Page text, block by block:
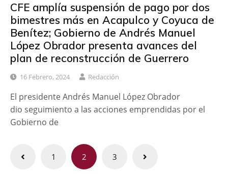
CFE amplía suspensión de pago por dos
bimestres más en Acapulco y Coyuca de
Benítez; Gobierno de Andrés Manuel
López Obrador presenta avances del
plan de reconstrucción de Guerrero
16 Febrero, 2024 Redacción
El presidente Andrés Manuel López Obrador
dio seguimiento a las acciones emprendidas por el
Gobierno de
Paginación
1 2 3